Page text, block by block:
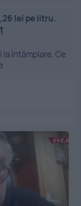
lei pe litru.
întâmplare. Ce